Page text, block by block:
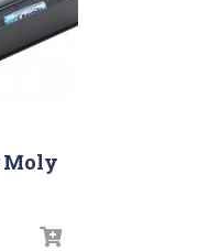
Moly